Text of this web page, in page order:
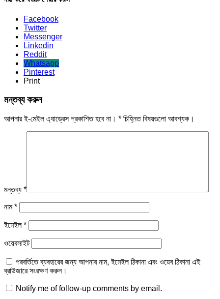
Facebook
Twitter
Messenger
Linkedin
Reddit
Whatsapp
Pinterest
Print
মন্তব্য করুন
আপনার ই-মেইল এ্যাড্রেস প্রকাশিত হবে না। * চিহ্নিত বিষয়গুলো আবশ্যক।
মন্তব্য *
নাম*
ইমেইল*
ওয়েবসাইট
পরবর্তিতে ব্যবহারের জন্য আপনার নাম, ইমেইল ঠিকানা এবং ওয়েব ঠিকানা এই
ব্রাউজারে সংরক্ষণ করুন।
Notify me of follow-up comments by email.